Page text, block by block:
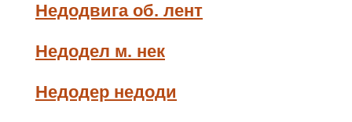
Недодвига об. лент
Недодел м. нек
Недодер недоди